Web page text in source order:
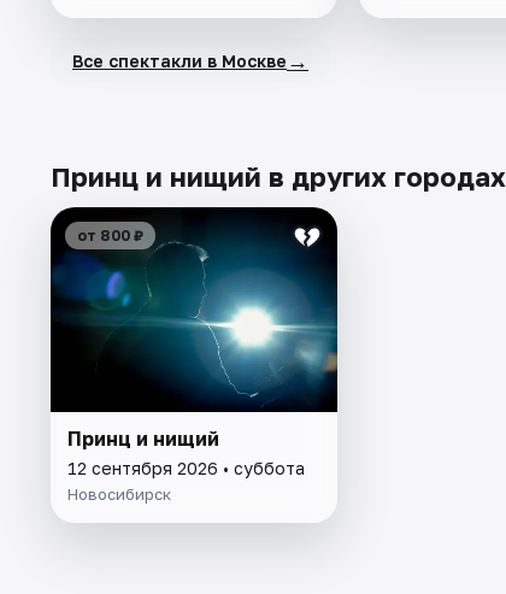
Все спектакли в Москве →
Принц и нищий в других городах
от 800 ₽
Принц и нищий
12 сентября 2026 • суббота
Новосибирск